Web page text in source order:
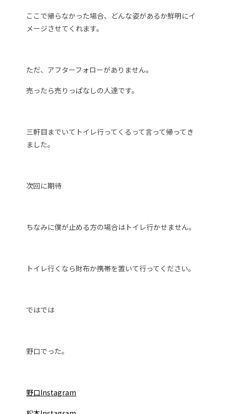
ここで帰らなかった場合、どんな姿があるか鮮明にイ
メージさせてくれます。
ただ、アフターフォローがありません。
売ったら売りっぱなしの人達です。
三軒目までいてトイレ行ってくるって言って帰ってき
ました。
次回に期待
ちなみに僕が止める方の場合はトイレ行かせません。
トイレ行くなら財布か携帯を置いて行ってください。
ではでは
野口でった。
野口Instagram